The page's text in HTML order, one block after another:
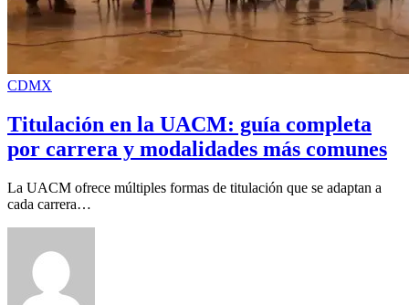
CDMX
Titulación en la UACM: guía completa
por carrera y modalidades más comunes
La UACM ofrece múltiples formas de titulación que se adaptan a
cada carrera…